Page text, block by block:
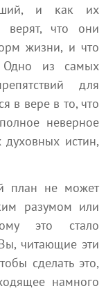
и как их
верят, что они
жизни, и что
Одно из самых
для
в вере в то, что
неверное
истин,
план не может
разумом или
это стало
читающие эти
сделать это,
намного